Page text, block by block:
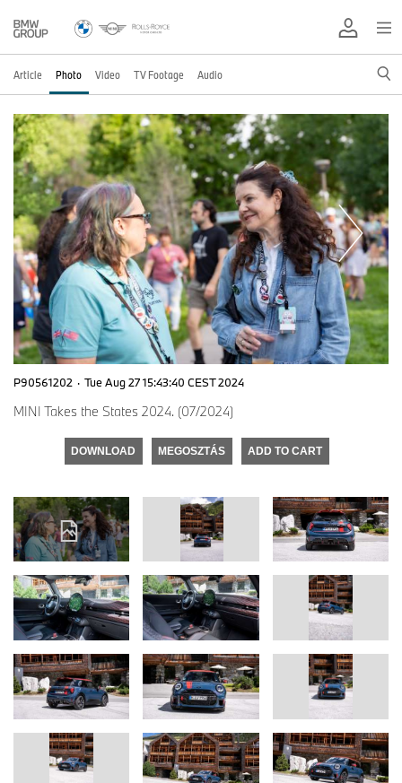
Article Photo Video TV Footage Audio
P90561202 · Tue Aug 27 15:43:40 CEST 2024
MINI Takes the States 2024. (07/2024)
DOWNLOAD MEGOSZTÁS ADD TO CART